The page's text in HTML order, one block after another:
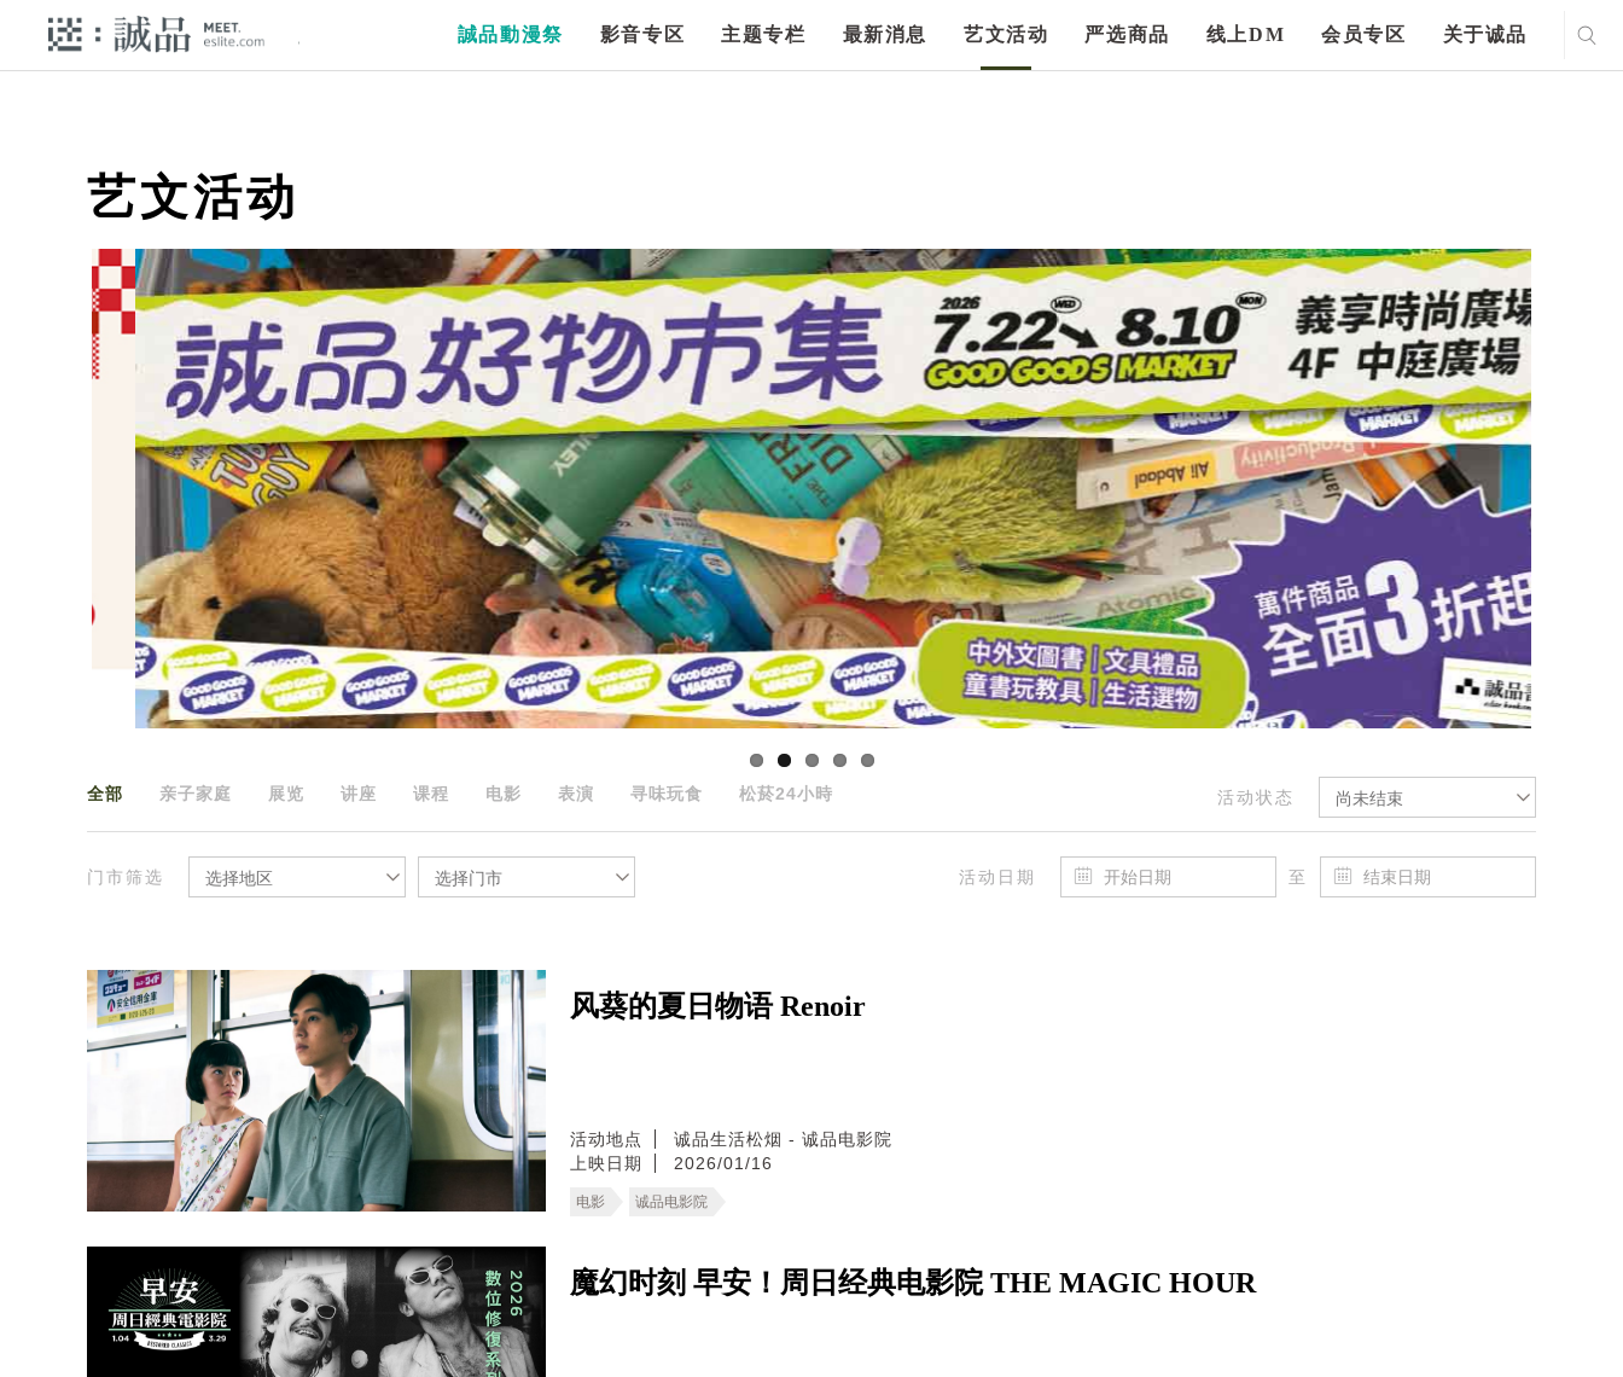
誠品動漫祭 影音专区 主题专栏 最新消息 艺文活动 严选商品 线上DM 会员专区 关于诚品
艺文活动
活动状态 尚未结束
全部 亲子家庭 展览 讲座 课程 电影 表演 寻味玩食 松菸24小時
门市筛选 选择地区 选择门市 活动日期 至
风葵的夏日物语 Renoir
活动地点
诚品生活松烟 - 诚品电影院
上映日期
2026/01/16
电影 诚品电影院
魔幻时刻 早安！周日经典电影院 THE MAGIC HOUR